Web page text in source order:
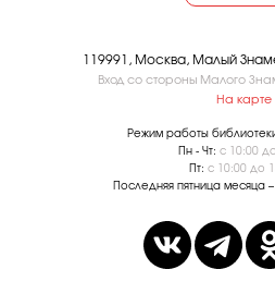
119991, Москва, Малый
Вход со стороны Малого
На карте
Режим работы
Пн - Чт: с 10:00
Пт: с 10:00 до
Последняя пятница месяца